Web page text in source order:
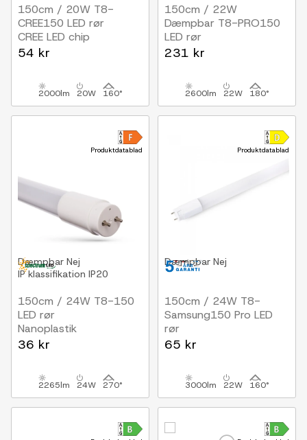
150cm / 20W T8-
CREE150 LED rør
CREE LED chip
54 kr
2000lm 20W 160°
150cm / 22W
Dæmpbar T8-PRO150
LED rør
1-10V dæmpbar
231 kr
2600lm 22W 180°
Produktdatablad
Dæmpbar Nej
IP klassifikation IP20
150cm / 24W T8-150
LED rør
Nanoplastik
36 kr
2265lm 24W 270°
Produktdatablad
Dæmpbar Nej
150cm / 24W T8-
Samsung150 Pro LED
rør
Samsung LED chip
65 kr
3000lm 22W 160°